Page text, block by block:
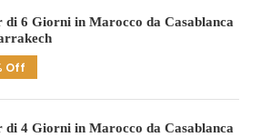
di 6 Giorni in Marocco da Casablanca
Off
di 4 Giorni in Marocco da Casablanca